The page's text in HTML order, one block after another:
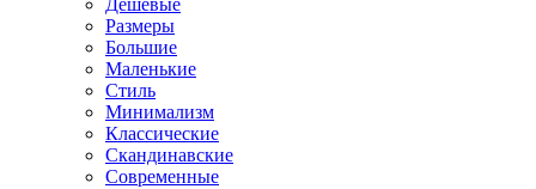
Дешевые
Размеры
Большие
Маленькие
Стиль
Минимализм
Классические
Скандинавские
Современные